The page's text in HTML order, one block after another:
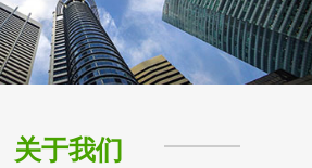
关于我们